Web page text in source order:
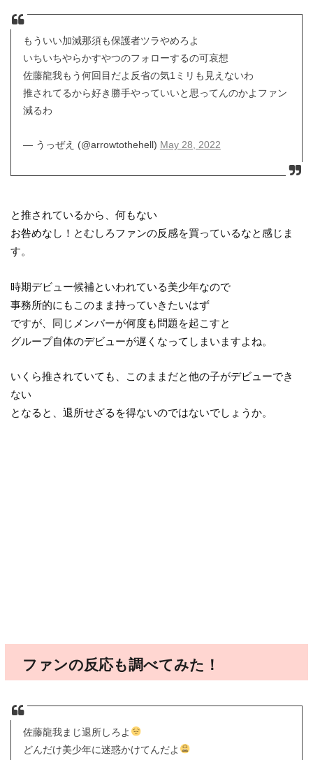
もういい加減那須も保護者ツラやめろよ
いちいちやらかすやつのフォローするの可哀想
佐藤龍我もう何回目だよ反省の気1ミリも見えないわ
推されてるから好き勝手やっていいと思ってんのかよファン
減るわ
— うっぜえ (@arrowtothehell) May 28, 2022
と推されているから、何もない
お咎めなし！とむしろファンの反感を買っているなと感じま
す。
時期デビュー候補といわれている美少年なので
事務所的にもこのまま持っていきたいはず
ですが、同じメンバーが何度も問題を起こすと
グループ自体のデビューが遅くなってしまいますよね。
いくら推されていても、このままだと他の子がデビューでき
ない
となると、退所せざるを得ないのではないでしょうか。
ファンの反応も調べてみた！
佐藤龍我まじ退所しろよ
どんだけ美少年に迷惑かけてんだよ